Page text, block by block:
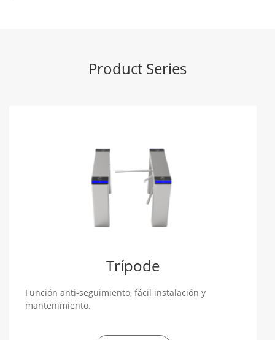
Product Series
Trípode
Función anti-seguimiento, fácil instalación y
mantenimiento.